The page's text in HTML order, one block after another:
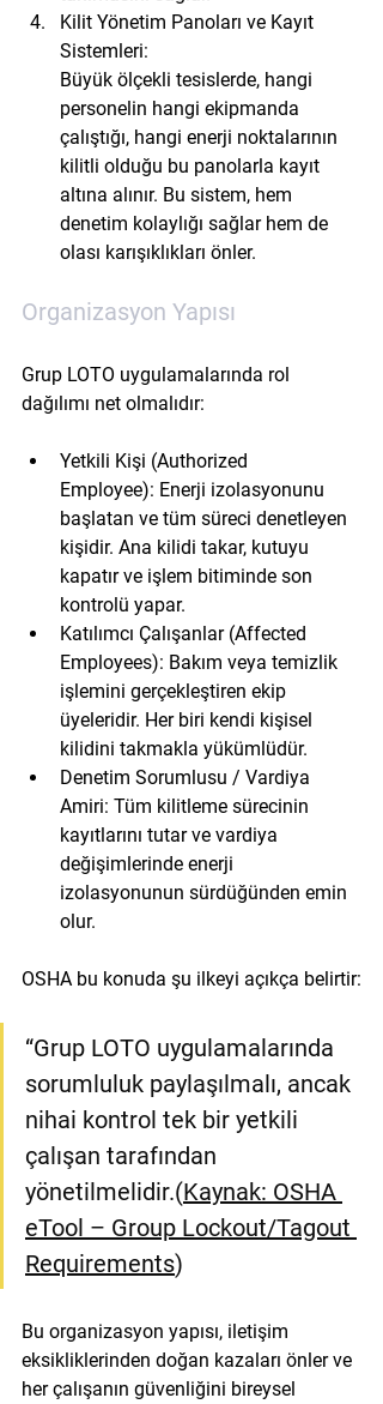
Kilit Yönetim Panoları ve Kayıt
Sistemleri:
Büyük ölçekli tesislerde, hangi
personelin hangi ekipmanda
çalıştığı, hangi enerji noktalarının
kilitli olduğu bu panolarla kayıt
altına alınır. Bu sistem, hem
denetim kolaylığı sağlar hem de
olası karışıklıkları önler.
Organizasyon Yapısı
Grup LOTO uygulamalarında rol
dağılımı net olmalıdır:
Yetkili Kişi (Authorized
Employee): Enerji izolasyonunu
başlatan ve tüm süreci denetleyen
kişidir. Ana kilidi takar, kutuyu
kapatır ve işlem bitiminde son
kontrolü yapar.
Katılımcı Çalışanlar (Affected
Employees): Bakım veya temizlik
işlemini gerçekleştiren ekip
üyeleridir. Her biri kendi kişisel
kilidini takmakla yükümlüdür.
Denetim Sorumlusu / Vardiya
Amiri: Tüm kilitleme sürecinin
kayıtlarını tutar ve vardiya
değişimlerinde enerji
izolasyonunun sürdüğünden emin
olur.
OSHA bu konuda şu ilkeyi açıkça belirtir:
“Grup LOTO uygulamalarında
sorumluluk paylaşılmalı, ancak
nihai kontrol tek bir yetkili
çalışan tarafından
yönetilmelidir.(Kaynak: OSHA
eTool – Group Lockout/Tagout
Requirements)
Bu organizasyon yapısı, iletişim
eksikliklerinden doğan kazaları önler ve
her çalışanın güvenliğini bireysel